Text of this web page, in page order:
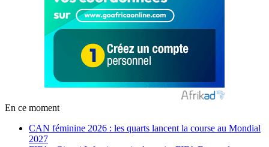
En ce moment
CAN féminine 2026 : les quarts lancent la course au Mondial
2027